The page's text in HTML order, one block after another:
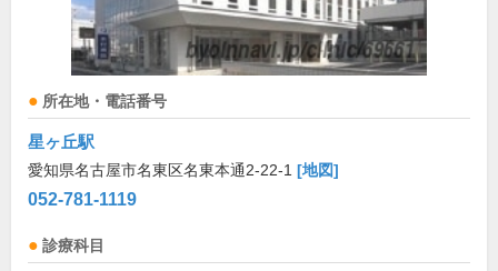
所在地・電話番号
星ヶ丘駅
愛知県名古屋市名東区名東本通2-22-1 [地図]
052-781-1119
診療科目